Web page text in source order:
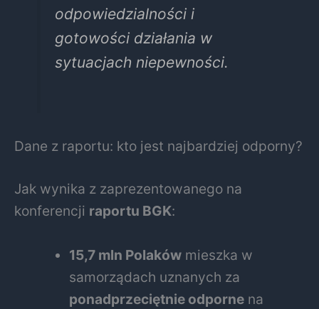
odpowiedzialności i
gotowości działania w
sytuacjach niepewności.
Dane z raportu: kto jest najbardziej odporny?
Jak wynika z zaprezentowanego na
konferencji raportu BGK:
15,7 mln Polaków mieszka w
samorządach uznanych za
ponadprzeciętnie odporne na